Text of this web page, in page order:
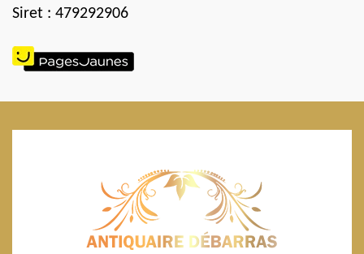
Siret : 479292906